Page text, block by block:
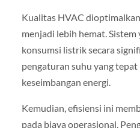
Kualitas HVAC
menjadi lebih hemat.
konsumsi listrik secara
pengaturan suhu yang
keseimbangan energi.
Kemudian, efisiensi ini
pada biaya operasional.